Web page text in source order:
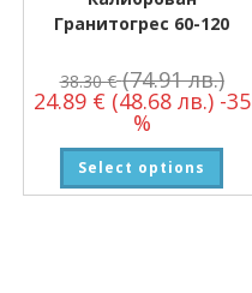
Гранитогрес 60-120
38.30€ (74.91 лв.)
24.89 € (48.68 лв.)-35
%
Select options